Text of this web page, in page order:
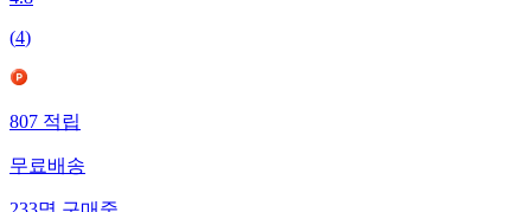
4.8
(4)
807적립
무료배송